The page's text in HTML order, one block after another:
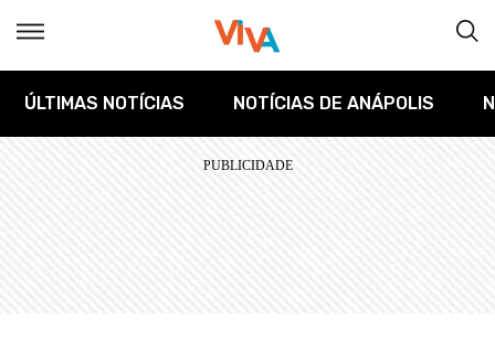
ÚLTIMAS NOTÍCIAS NOTÍCIAS DE ANÁPOLIS